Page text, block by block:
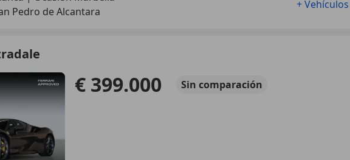
Pedro de Alcantara
+
€ 399.000 Sin comparación